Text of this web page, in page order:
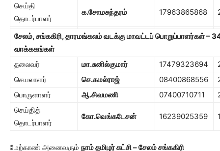
செய்தி
தொடர்பாளர்
க.சோமசுந்தரம் 17963865868
சேலம்,சங்ககிரி,தாரமங்கலம் வடக்கு மாவட்டப் பொறுப்பாளர்கள்–
வாக்ககங்கள்
தலைவர்
மா.சுனில்குமார் 17479323694
செயலாளர்
செ.கமல்ராஜ் 08400868556
பொருளாளர்
ஆ.சிவமணி 07400710711
செய்தித்
தொடர்பாளர்
கோ.வெங்கடேசன் 16239025359
மேற்காண் அனைவரும் நாம் தமிழர் கட்சி – சேலம் சங்ககிரி